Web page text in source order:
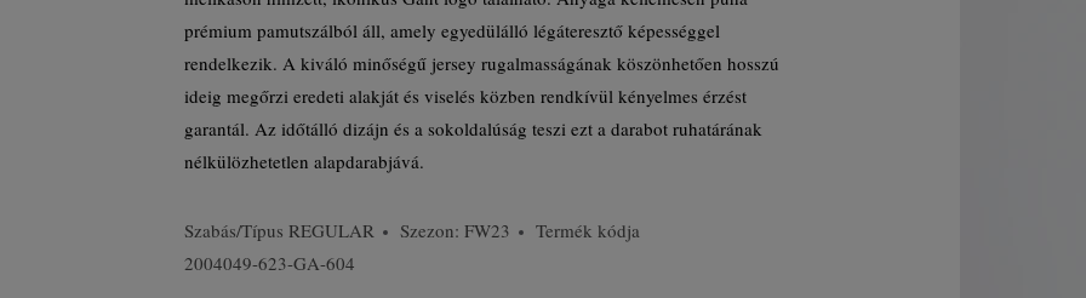
prémium pamutszálból áll, amely egyedülálló légáteresztő képességgel
rendelkezik. A kiváló minőségű jersey rugalmasságának köszönhetően hosszú
ideig megőrzi eredeti alakját és viselés közben rendkívül kényelmes érzést
garantál. Az időtálló dizájn és a sokoldalúság teszi ezt a darabot ruhatárának
nélkülözhetetlen alapdarabjává.
Szabás/Típus REGULAR Szezon: FW23
Termék kódja
2004049-623-GA-604